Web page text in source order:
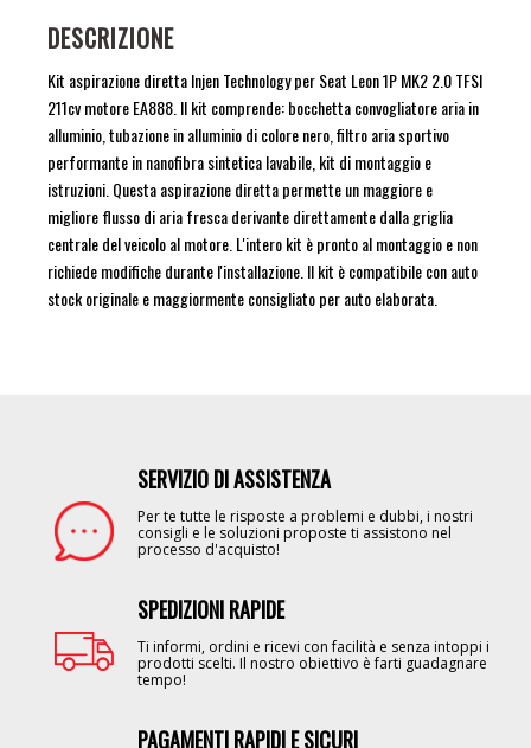
DESCRIZIONE
Kit aspirazione diretta Injen Technology per Seat Leon 1P MK2 2.0 TFSI
211cv motore EA888. Il kit comprende: bocchetta convogliatore aria in
alluminio, tubazione in alluminio di colore nero, filtro aria sportivo
performante in nanofibra sintetica lavabile, kit di montaggio e
istruzioni. Questa aspirazione diretta permette un maggiore e
migliore flusso di aria fresca derivante direttamente dalla griglia
centrale del veicolo al motore. L'intero kit è pronto al montaggio e non
richiede modifiche durante l'installazione. Il kit è compatibile con auto
stock originale e maggiormente consigliato per auto elaborata.
SERVIZIO DI ASSISTENZA
Per te tutte le risposte a problemi e dubbi, i nostri
consigli e le soluzioni proposte ti assistono nel
processo d'acquisto!
SPEDIZIONI RAPIDE
Ti informi, ordini e ricevi con facilità e senza intoppi i
prodotti scelti. Il nostro obiettivo è farti guadagnare
tempo!
PAGAMENTI RAPIDI E SICURI